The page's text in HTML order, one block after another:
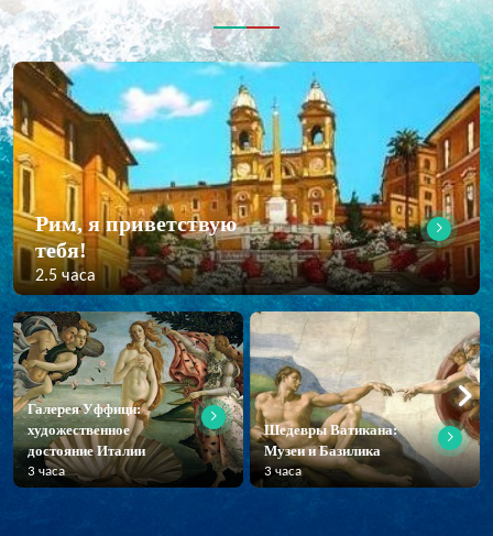
Рим, я приветствую
тебя!
2.5 часа
Галерея Уффици:
художественное
достояние Италии
3 часа
Шедевры Ватикана:
Музеи и Базилика
3 часа